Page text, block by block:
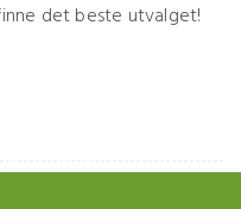
det beste utvalget!